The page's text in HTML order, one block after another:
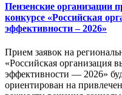
Пензенские организации
конкурсе «Российская
эффективности – 2026»
Прием заявок на
«Российская организация
эффективности — 2026»
ориентирован на